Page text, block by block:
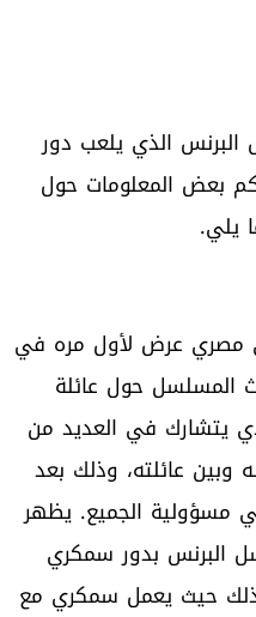
الذي يلعب دور
بعض المعلومات حول
يلي.
مصري عرض لأول مره في
أحداث المسلسل حول عائلة
يتشارك في العديد من
وبين عائلته، وذلك بعد
مسؤولية الجميع. يظهر
البرنس بدور سمكري
ذلك حيث يعمل سمكري مع